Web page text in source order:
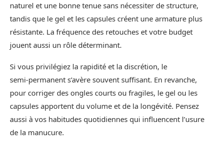
naturel et une bonne tenue sans nécessiter de structure,
tandis que le gel et les capsules créent une armature plus
résistante. La fréquence des retouches et votre budget
jouent aussi un rôle déterminant.
Si vous privilégiez la rapidité et la discrétion, le
semi‑permanent s’avère souvent suffisant. En revanche,
pour corriger des ongles courts ou fragiles, le gel ou les
capsules apportent du volume et de la longévité. Pensez
aussi à vos habitudes quotidiennes qui influencent l’usure
de la manucure.